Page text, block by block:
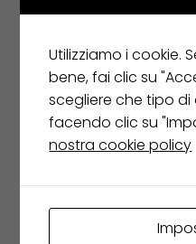
€
€
Utilizziamo i cookie.
bene, fai clic su
scegliere che tipo di
facendo clic su
nostra cookie policy